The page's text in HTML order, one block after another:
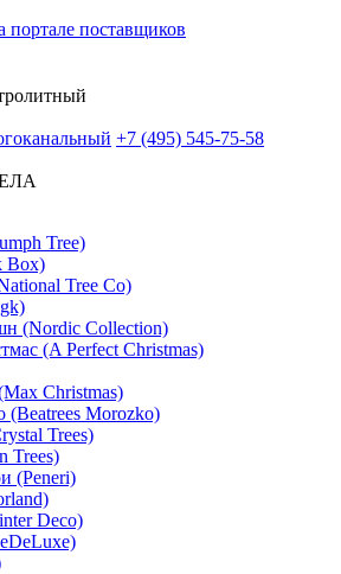
портале поставщиков
+7 (495) 545-75-58
Tree)
Box)
Tree Co)
(Nordic Collection)
(A Perfect Christmas)
Christmas)
(Beatrees Morozko)
Trees)
Trees)
(Peneri)
Deco)